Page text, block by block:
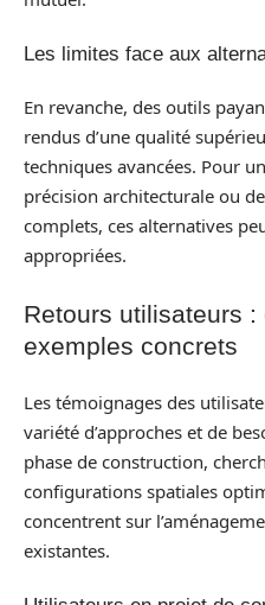
Les limites face aux
En revanche, des outils
rendus d’une qualité
techniques avancées. Pour
précision architecturale ou
complets, ces alternatives
appropriées.
Retours utilisateurs
exemples concrets
Les témoignages des
variété d’approches et de
phase de construction,
configurations spatiales
concentrent sur
existantes.